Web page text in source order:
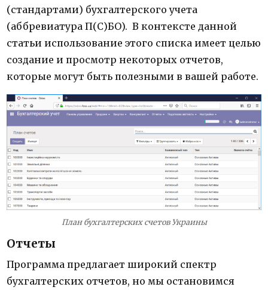
(стандартами) бухгалтерского учета
(аббревиатура П(С)БО). В контексте данной
статьи использование этого списка имеет целью
создание и просмотр некоторых отчетов,
которые могут быть полезными в вашей работе.
План бухгалтерских счетов Украины
Отчеты
Программа предлагает широкий спектр
бухгалтерских отчетов, но мы остановимся